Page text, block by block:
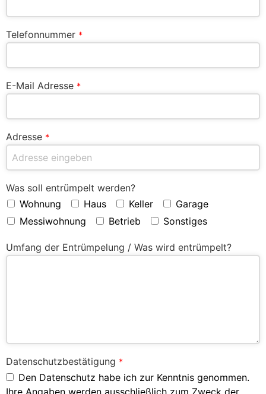
Telefonnummer *
E-Mail Adresse *
Adresse *
Was soll entrümpelt werden?
Wohnung
Haus Keller
Garage
Messiwohnung
Betrieb Sonstiges
Umfang der Entrümpelung / Was wird entrümpelt?
Datenschutzbestätigung *
Den Datenschutz habe ich zur Kenntnis genommen.
Ihre Angaben werden ausschließlich zum Zweck der